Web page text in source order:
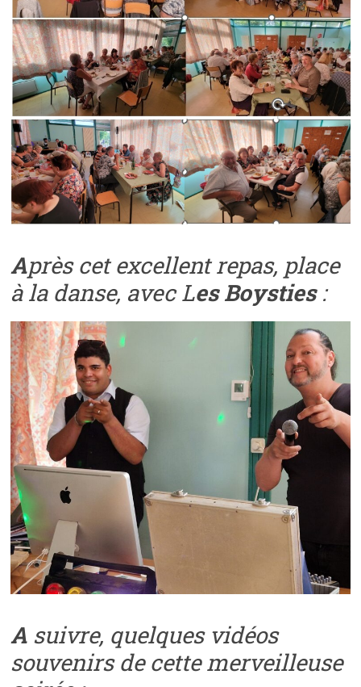
Après cet excellent repas, place
à la danse, avec Les Boysties:
A suivre, quelques vidéos
souvenirs de cette merveilleuse